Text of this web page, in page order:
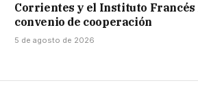
Corrientes y el Instituto
convenio de cooperación
5 de agosto de 2026